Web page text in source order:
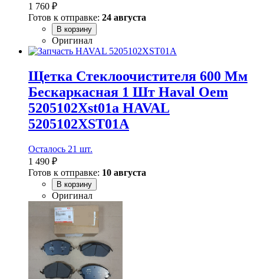
1 760 ₽
Готов к отправке: 24 августа
В корзину
Оригинал
Щетка Стеклоочистителя 600 Мм
Бескаркасная 1 Шт Haval Oem
5205102Xst01a HAVAL
5205102XST01A
Осталось 21 шт.
1 490 ₽
Готов к отправке: 10 августа
В корзину
Оригинал